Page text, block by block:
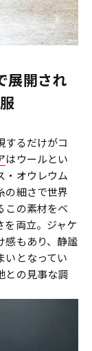
展開され
するだけがコ
はウールとい
・オウレウム
の細さで世界
この素材をベ
を両立。ジャケ
感もあり、静謐
いとなってい
との見事な調